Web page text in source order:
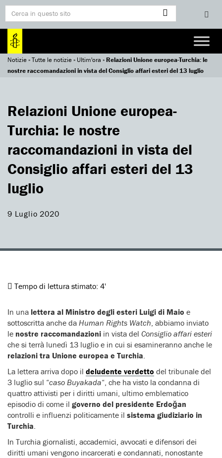
Notizie»Tutte le notizie» Ultim'ora »Relazioni Unione europea-Turchia: le
nostre raccomandazioni in vista del Consiglio affari esteri del 13 luglio
Relazioni Unione europea-
Turchia: le nostre
raccomandazioni in vista del
Consiglio affari esteri del 13
luglio
9 Luglio 2020
Tempo di lettura stimato: 4'
In una lettera al Ministro degli esteri Luigi di Maio e
sottoscritta anche da Human Rights Watch, abbiamo inviato
le nostre raccomandazioni in vista del Consiglio affari esteri
che si terrà lunedì 13 luglio e in cui si esamineranno anche le
relazioni tra Unione europea e Turchia.
La lettera arriva dopo il deludente verdetto del tribunale del
3 luglio sul “caso Buyakada“, che ha visto la condanna di
quattro attivisti per i diritti umani, ultimo emblematico
episodio di come il governo del presidente Erdoğan
controlli e influenzi politicamente il sistema giudiziario in
Turchia.
In Turchia giornalisti, accademici, avvocati e difensori dei
diritti umani vengono incarcerati e condannati, nonostante